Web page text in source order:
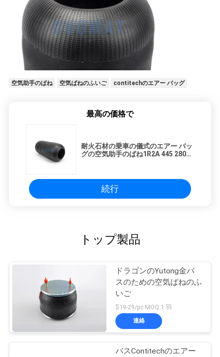
空気助手のばね 空気ばねのふいご contitechのエアー バッグ
最高の価格で
耐火石材の乗車の儀式のエアー バッ
グの空気助手のばね1R2A 445 280
続行
トップ製品
ドラゴンのYutong金バ
スのための空気ばねのふ
いご
$19-29/pc MOQ:1 羽
連絡
バスContitechのエアー